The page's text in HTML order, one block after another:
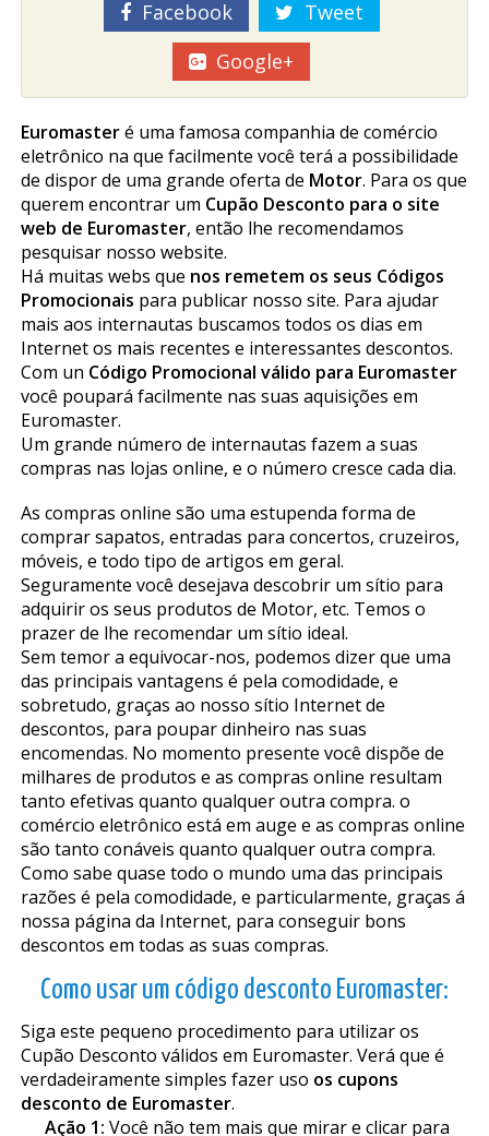
Facebook
Tweet
Google+
Euromasteré uma famosa companhia de comércio
eletrônico na que facilmente você terá a possibilidade
de dispor de uma grande oferta de Motor. Para os que
querem encontrar um Cupão Desconto para o site
web de Euromaster, então lhe recomendamos
pesquisar nosso website.
Há muitas webs que nos remetem os seus Códigos
Promocionais para publicar nosso site. Para ajudar
mais aos internautas buscamos todos os dias em
Internet os mais recentes e interessantes descontos.
Com un Código Promocional válido para Euromaster
você poupará facilmente nas suas aquisições em
Euromaster.
Um grande número de internautas fazem a suas
compras nas lojas online, e o número cresce cada dia.
As compras online são uma estupenda forma de
comprar sapatos, entradas para concertos, cruzeiros,
móveis, e todo tipo de artigos em geral.
Seguramente você desejava descobrir um sítio para
adquirir os seus produtos de Motor, etc. Temos o
prazer de lhe recomendar um sítio ideal.
Sem temor a equivocar-nos, podemos dizer que uma
das principais vantagens é pela comodidade, e
sobretudo, graças ao nosso sítio Internet de
descontos, para poupar dinheiro nas suas
encomendas. No momento presente você dispõe de
milhares de produtos e as compras online resultam
tanto efetivas quanto qualquer outra compra. o
comércio eletrônico está em auge e as compras online
são tanto confiáveis quanto qualquer outra compra.
Como sabe quase todo o mundo uma das principais
razões é pela comodidade, e particularmente, graças á
nossa página da Internet, para conseguir bons
descontos em todas as suas compras.
Como usar um código desconto Euromaster:
Siga este pequeno procedimento para utilizar os
Cupão Desconto válidos em Euromaster. Verá que é
verdadeiramente simples fazer uso os cupons
desconto de Euromaster.
Ação 1: Você não tem mais que mirar e clicar para